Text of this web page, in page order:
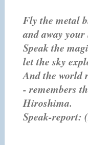
Fly the metal
and away your
Speak the
let thesky
And the world
- remembers
Hiroshima.
Speak-report: